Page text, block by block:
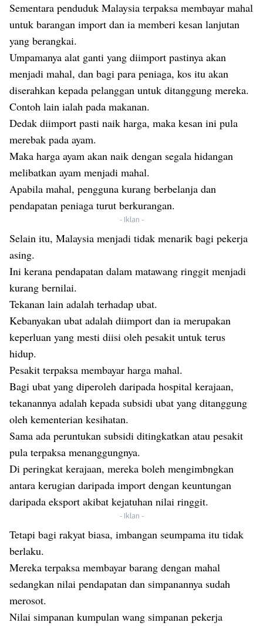
Sementara penduduk Malaysia terpaksa membayar mahal
untuk barangan import dan ia memberi kesan lanjutan
yang berangkai.
Umpamanya alat ganti yang diimport pastinya akan
menjadi mahal, dan bagi para peniaga, kos itu akan
diserahkan kepada pelanggan untuk ditanggung mereka.
Contoh lain ialah pada makanan.
Dedak diimport pasti naik harga, maka kesan ini pula
merebak pada ayam.
Maka harga ayam akan naik dengan segala hidangan
melibatkan ayam menjadi mahal.
Apabila mahal, pengguna kurang berbelanja dan
pendapatan peniaga turut berkurangan.
- Iklan -
Selain itu, Malaysia menjadi tidak menarik bagi pekerja
asing.
Ini kerana pendapatan dalam matawang ringgit menjadi
kurang bernilai.
Tekanan lain adalah terhadap ubat.
Kebanyakan ubat adalah diimport dan ia merupakan
keperluan yang mesti diisi oleh pesakit untuk terus
hidup.
Pesakit terpaksa membayar harga mahal.
Bagi ubat yang diperoleh daripada hospital kerajaan,
tekanannya adalah kepada subsidi ubat yang ditanggung
oleh kementerian kesihatan.
Sama ada peruntukan subsidi ditingkatkan atau pesakit
pula terpaksa menanggungnya.
Di peringkat kerajaan, mereka boleh mengimbngkan
antara kerugian daripada import dengan keuntungan
daripada eksport akibat kejatuhan nilai ringgit.
- Iklan -
Tetapi bagi rakyat biasa, imbangan seumpama itu tidak
berlaku.
Mereka terpaksa membayar barang dengan mahal
sedangkan nilai pendapatan dan simpanannya sudah
merosot.
Nilai simpanan kumpulan wang simpanan pekerja